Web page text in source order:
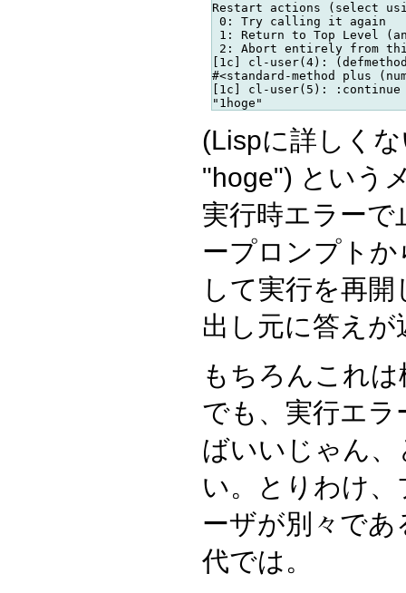
Restart actions (select
0: Try calling it again
1: Return to Top Level
2: Abort entirely from
[1c] cl-user(4):
#<standard-method plus
[1c] cl-user(5): :continue
(Lispに詳しく
"hoge") という
実行時エラー
ープロンプト
して実行を再
出し元に答え
もちろんこれ
でも、実行エ
ばいいじゃん
い。とりわけ
ーザが別々で
代では。